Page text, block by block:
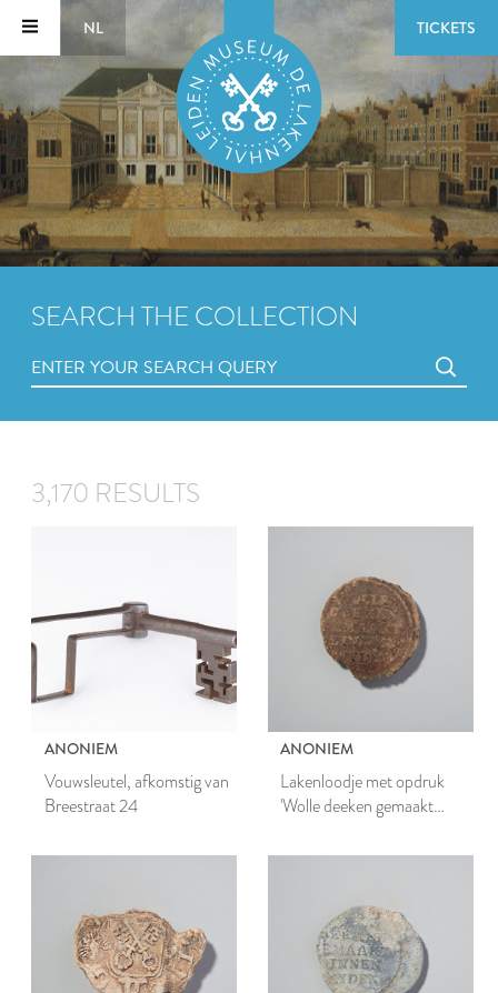
NL TICKETS
SEARCH THE COLLECTION
3,170 RESULTS
ANONIEM
Vouwsleutel, afkomstig van
Breestraat 24
ANONIEM
Lakenloodje met opdruk
'Wolle deeken gemaakt